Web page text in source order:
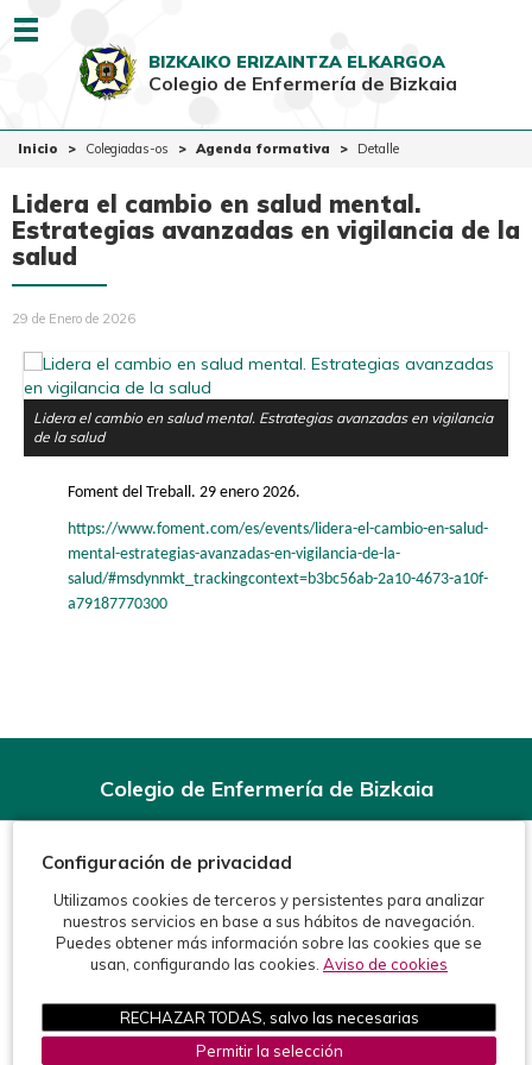
EUSK CAST
Colegiadas-os
Ciudadanía
Ventanilla Única
BIZKAIKO ERIZAINTZA ELKARGOA
Colegio de Enfermería de Bizkaia
Inicio Colegiadas-os Agenda formativa Detalle
Lidera el cambio en salud mental.
Estrategias avanzadas en vigilancia de la
salud
29 de Enero de 2026
Lidera el cambio en salud mental. Estrategias avanzadas en vigilancia
de la salud
Foment del Treball. 29 enero 2026.
https://www.foment.com/es/events/lidera-el-cambio-en-salud-
mental-estrategias-avanzadas-en-vigilancia-de-la-
salud/#msdynmkt_trackingcontext=b3bc56ab-2a10-4673-a10f-
a79187770300
Colegio de Enfermería de Bizkaia
Rodríguez Arias, 6-1º - 48008 Bilbao (BIZKAIA)
Teléfonos: 944 15 11 99
Fax: 944 15 54 92
info@enfermeriabizkaia.org
©2026 Colegio de Enfermería de Bizkaia
Configuración de privacidad
Utilizamos cookies de terceros y persistentes para analizar
nuestros servicios en base a sus hábitos de navegación.
Puedes obtener más información sobre las cookies que se
usan, configurando las cookies. Aviso de cookies
RECHAZAR TODAS, salvo las necesarias
Permitir la selección